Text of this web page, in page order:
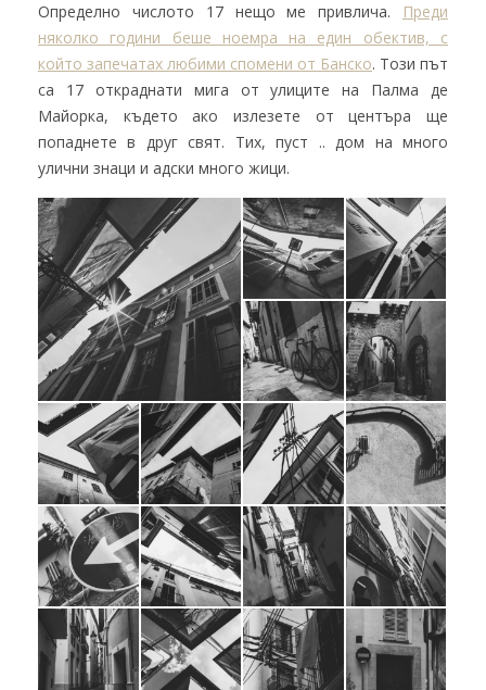
Определно числото 17 нещо ме привлича.
Преди
няколко години беше ноемра на един обектив, с
който запечатах любими спомени от Банско. Този път
са 17 откраднати мига от улиците на Палма де
Майорка, където ако излезете от центъра ще
попаднете в друг свят. Тих, пуст .. дом на много
улични знаци и адски много жици.